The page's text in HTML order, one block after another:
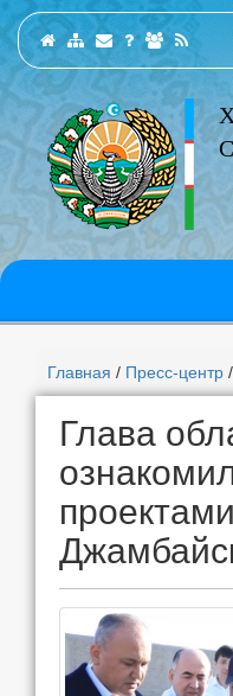
Главная / Пресс-центр /
Глава